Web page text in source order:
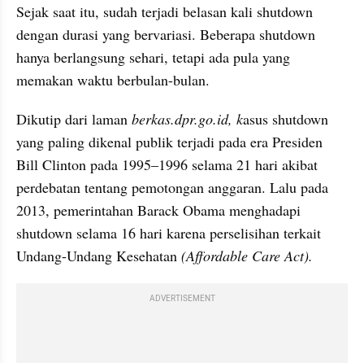
Sejak saat itu, sudah terjadi belasan kali shutdown
dengan durasi yang bervariasi. Beberapa shutdown
hanya berlangsung sehari, tetapi ada pula yang
memakan waktu berbulan-bulan.
Dikutip dari laman berkas.dpr.go.id, kasus shutdown
yang paling dikenal publik terjadi pada era Presiden
Bill Clinton pada 1995–1996 selama 21 hari akibat
perdebatan tentang pemotongan anggaran. Lalu pada
2013, pemerintahan Barack Obama menghadapi
shutdown selama 16 hari karena perselisihan terkait
Undang-Undang Kesehatan (Affordable Care Act).
ADVERTISEMENT